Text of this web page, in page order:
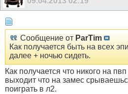
Сообщение от ParTim
Как получается быть на всех
далее + ночью сидеть.
Как получается что никого на
выходит что на замес
поиграть в л2.